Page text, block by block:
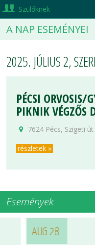
Szülőknek
A NAP ESEMÉNYEI
2025. JÚLIUS 2,
PÉCSI ORVOSIS/
PIKNIK VÉGZŐS
7624 Pécs, Szigeti út
részletek »
Események
AUG 28